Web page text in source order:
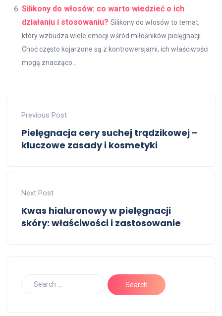
Silikony do włosów: co warto wiedzieć o ich
działaniu i stosowaniu? Silikony do włosów to temat,
który wzbudza wiele emocji wśród miłośników pielęgnacji.
Choć często kojarzone są z kontrowersjami, ich właściwości
mogą znacząco...
Previous Post
Pielęgnacja cery suchej trądzikowej –
kluczowe zasady i kosmetyki
Next Post
Kwas hialuronowy w pielęgnacji
skóry: właściwości i zastosowanie